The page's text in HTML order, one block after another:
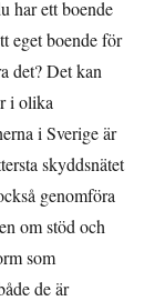
har ett boende
eget boende för
det? Det kan
i olika
i Sverige är
skyddsnätet
genomföra
om stöd och
som
de är